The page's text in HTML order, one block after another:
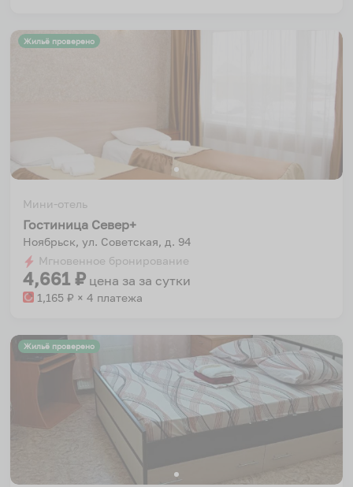
Жильё проверено
Мини-отель
Гостиница Север+
Ноябрьск, ул. Советская, д. 94
Мгновенное бронирование
4,661 ₽ цена за за сутки
1,165 ₽ × 4 платежа
Жильё проверено